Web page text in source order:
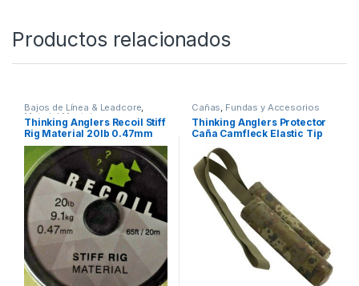
Productos relacionados
Bajos de Línea & Leadcore,
Material Montajes
Thinking Anglers Recoil Stiff
Rig Material 20lb 0.47mm
20m
Cañas, Fundas y Accesorios
Thinking Anglers Protector
Caña Camfleck Elastic Tip